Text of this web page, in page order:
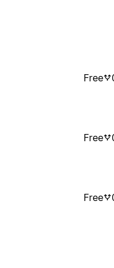
Free
Free
Free